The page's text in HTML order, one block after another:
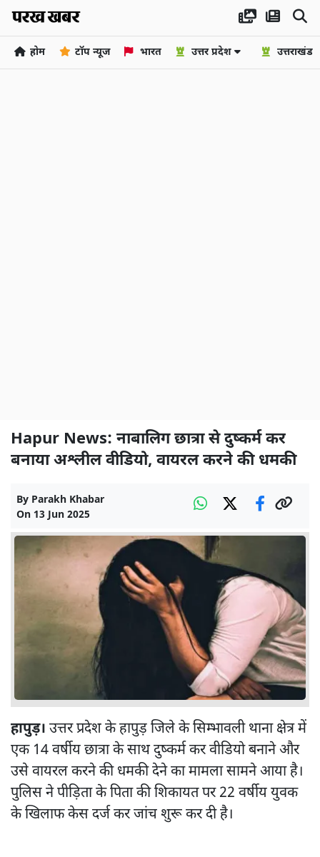
होम टॉप न्यूज भारत उत्तर प्रदेश उत्तराखंड
Hapur News: नाबालिग छात्रा से दुष्कर्म कर
बनाया अश्लील वीडियो, वायरल करने की धमकी
By Parakh Khabar
On 13 Jun 2025
हापुड़। उत्तर प्रदेश के हापुड़ जिले के सिम्भावली थाना क्षेत्र में
एक 14 वर्षीय छात्रा के साथ दुष्कर्म कर वीडियो बनाने और
उसे वायरल करने की धमकी देने का मामला सामने आया है।
पुलिस ने पीड़िता के पिता की शिकायत पर 22 वर्षीय युवक
के खिलाफ केस दर्ज कर जांच शुरू कर दी है।